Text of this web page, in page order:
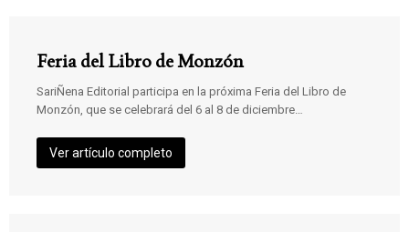
Feria del Libro de Monzón
SariÑena Editorial participa en la próxima Feria del Libro de
Monzón, que se celebrará del 6 al 8 de diciembre…
Ver artículo completo